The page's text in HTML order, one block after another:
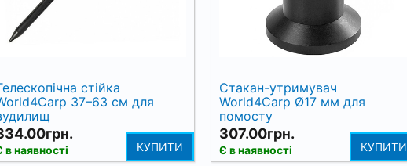
стійка
37–63 см для
в наявності КУПИТИ
Стакан-утримувач
World4Carp Ø17 мм для
помосту
307.00грн.
Є в наявності КУПИТИ